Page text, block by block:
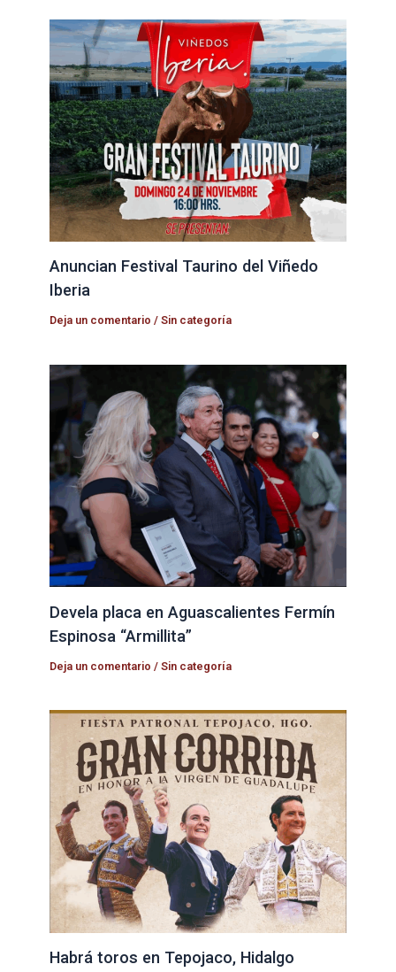
Anuncian Festival Taurino del Viñedo
Iberia
Deja un comentario /Sin categoría
Devela placa en Aguascalientes Fermín
Espinosa “Armillita”
Deja un comentario /Sin categoría
Habrá toros en Tepojaco, Hidalgo